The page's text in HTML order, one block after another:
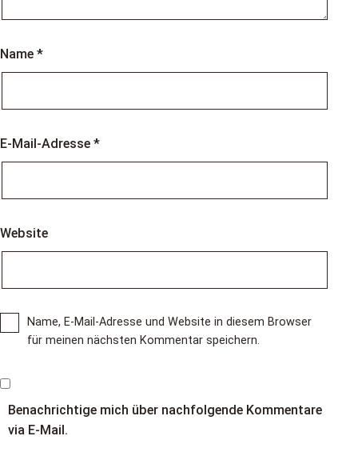
Name *
E-Mail-Adresse *
Website
Name, E-Mail-Adresse und Website in diesem Browser
für meinen nächsten Kommentar speichern.
Benachrichtige mich über nachfolgende Kommentare
via E-Mail.